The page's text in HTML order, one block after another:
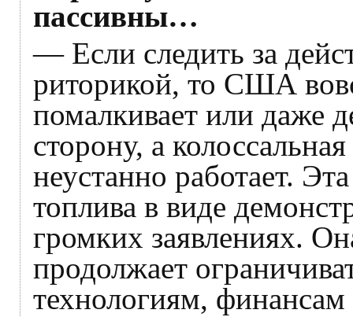
пассивны…
— Если следить за
риторикой, то США
помалкивает или даже
сторону, а
неустанно работает.
топлива в виде
громких заявлениях.
продолжает
технологиям, финансам